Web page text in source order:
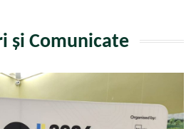
și Comunicate